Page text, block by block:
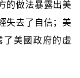
的做法暴露出美
失去了自信；美
美國政府的虛